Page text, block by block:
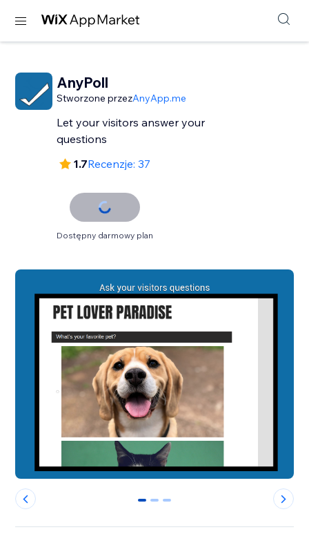
AnyPoll
Stworzone przezAnyApp.me
Let your visitors answer your
questions
1.7Recenzje: 37
Dostępny darmowy plan
0 1 2